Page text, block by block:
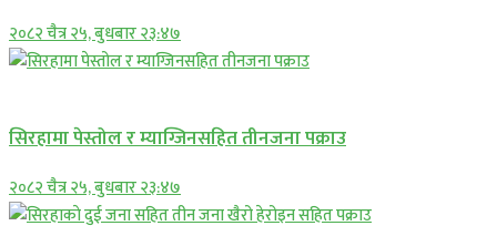
२०८२ चैत्र २५, बुधबार २३:४७
सिरहामा पेस्तोल र म्याग्जिनसहित तीनजना पक्राउ
२०८२ चैत्र २५, बुधबार २३:४७